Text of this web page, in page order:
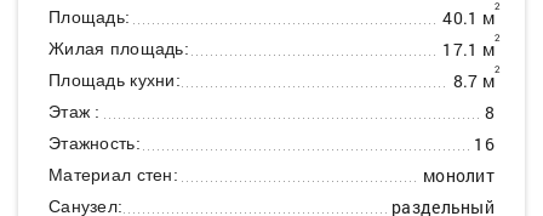
Площадь: 40.1 м2
Жилая площадь: 17.1 м2
Площадь кухни: 8.7 м2
Этаж : 8
Этажность: 16
Материал стен: монолит
Санузел: раздельный